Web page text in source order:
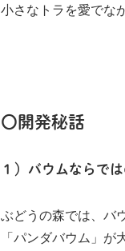
小さなトラを愛でな
〇開発秘話
１）バウムならで
ぶどうの森では、バ
「パンダバウム」